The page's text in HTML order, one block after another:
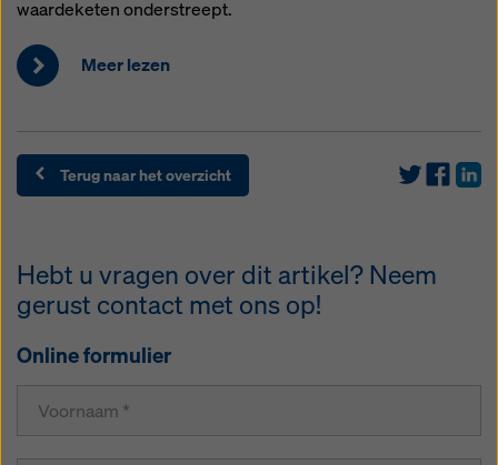
waardeketen onderstreept.
Meer lezen
Terug naar het overzicht
Hebt u vragen over dit artikel? Neem
gerust contact met ons op!
Online formulier